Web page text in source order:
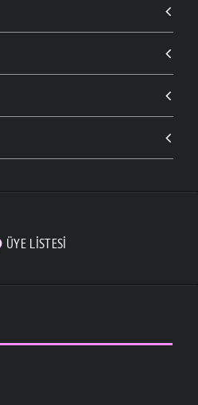
ÜYE LISTESI